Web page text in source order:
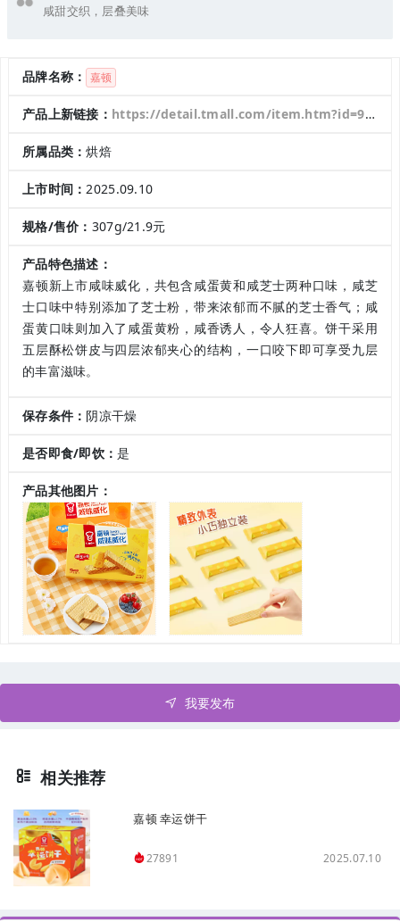
咸甜交织，层叠美味
品牌名称： 嘉顿
产品上新链接： https://detail.tmall.com/item.htm?id=949675441382&pisk=gNIofoZV-a8SjNiSrJx7ywW51CUx23tBr6np9HdUuIRfw8TLODbHiO88F6CdoBfViQ5hd89eT65H9aUYXT6WAHP9tlEOF40fwZ5kUpW4Ld9n4-LPI0oSDHPT6l3x3UNJY6C1c37qudO2UpJyU-c2CpxeLH8znIJHC2lPTHy0ndJoa0REzjr2IIkrY4JEgmJ6QLorYeyc3I9HUH-FTnyDdIReYHlb1zR5YiS4Tgf0L4XxwiJkrCWyaTBR01h96T-qxDAkpU2RUImEYibn-X1waPMvO3d5dLfQf0ty-a5k3Hqn03f5UM8cvSE9rOJFO3I4L4RNy_KV4NDEYtxkaeIVMbVD_g6Vfn8YbRXVc_B5m9HUYKC9gTsyxly6q3RymKsLG0RhuwSJPHGzZHWDLgJruVRu-D94piuIRUJXnChdoJ13S1Ire-2m7JTyhLOTn-0IRUJXnCe0nVrBzK9W6&spm=a21xtw.29178619.0.0
所属品类：烘焙
上市时间：2025.09.10
规格/售价： 307g/21.9元
产品特色描述：
嘉顿新上市咸味威化，共包含咸蛋黄和咸芝士两种口味，咸芝
士口味中特别添加了芝士粉，带来浓郁而不腻的芝士香气；咸
蛋黄口味则加入了咸蛋黄粉，咸香诱人，令人狂喜。饼干采用
五层酥松饼皮与四层浓郁夹心的结构，一口咬下即可享受九层
的丰富滋味。
保存条件： 阴凉干燥
是否即食/即饮：是
产品其他图片：
我要发布
相关推荐
嘉顿 幸运饼干
27891 2025.07.10